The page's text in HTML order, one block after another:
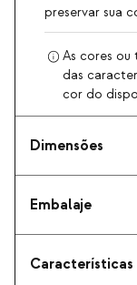
preservar sua
As cores ou
das
cor do
Dimensões
Embalaje
Características